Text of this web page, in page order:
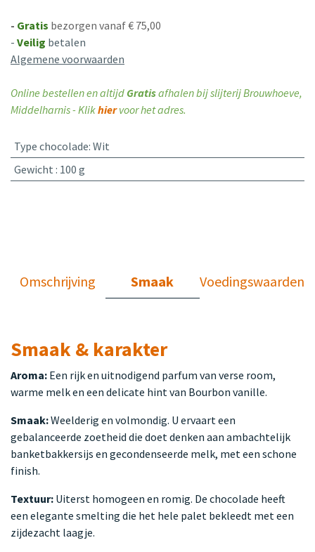
- Gratis bezorgen vanaf € 75,00
- Veilig betalen
Algemene voorwaarden
Online bestellen en altijd Gratisafhalen bij slijterij Brouwhoeve,
Middelharnis - Klikhiervoor het adres.
Type chocolade: Wit
Gewicht : 100 g
Omschrijving Smaak Voedingswaarden
Smaak & karakter
Aroma: Een rijk en uitnodigend parfum van verse room,
warme melk en een delicate hint van Bourbon vanille.
Smaak:Weelderig en volmondig. U ervaart een
gebalanceerde zoetheid die doet denken aan ambachtelijk
banketbakkersijs en gecondenseerde melk, met een schone
finish.
Textuur: Uiterst homogeen en romig. De chocolade heeft
een elegante smelting die het hele palet bekleedt met een
zijdezacht laagje.